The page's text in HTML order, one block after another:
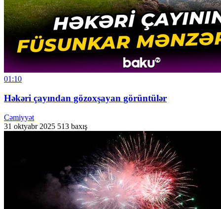
01:10
Həkəri çayından gözoxşayan görüntülər
Cəmiyyət
31 oktyabr 2025 513 baxış